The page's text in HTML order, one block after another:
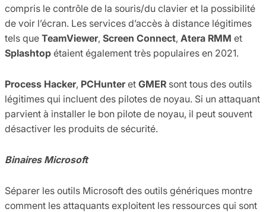
compris le contrôle de la souris/du clavier et la possibilité
de voir l’écran. Les services d’accès à distance légitimes
tels que TeamViewer, Screen Connect, Atera RMM et
Splashtop étaient également très populaires en 2021.
Process Hacker, PCHunter et GMER sont tous des outils
légitimes qui incluent des pilotes de noyau. Si un attaquant
parvient à installer le bon pilote de noyau, il peut souvent
désactiver les produits de sécurité.
Binaires Microsoft
Séparer les outils Microsoft des outils génériques montre
comment les attaquants exploitent les ressources qui sont